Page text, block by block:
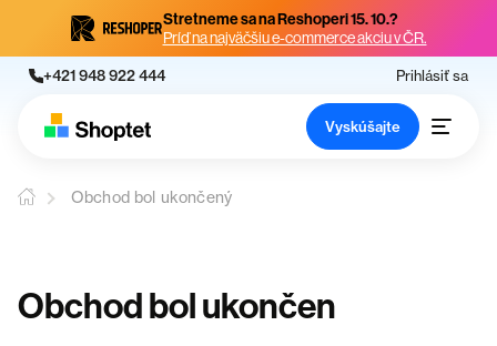
Stretneme sa na Reshoperi 15. 10.?
Príď na najväčšiu e-commerce akciu v ČR.
+421 948 922 444 Prihlásiť sa
Vyskúšajte
Obchod bol ukončený
Obchod bol ukončen